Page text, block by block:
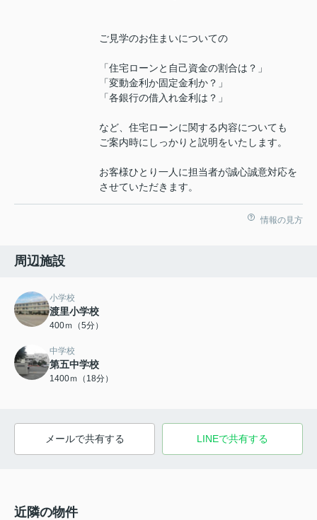
ご見学のお住まいについての
「住宅ローンと自己資金の割合は？」
「変動金利か固定金利か？」
「各銀行の借入れ金利は？」
など、住宅ローンに関する内容についても
ご案内時にしっかりと説明をいたします。
お客様ひとり一人に担当者が誠心誠意対応を
させていただきます。
情報の見方
周辺施設
小学校
渡里小学校
400ｍ（5分）
中学校
第五中学校
1400ｍ（18分）
メールで共有する LINEで共有する
近隣の物件